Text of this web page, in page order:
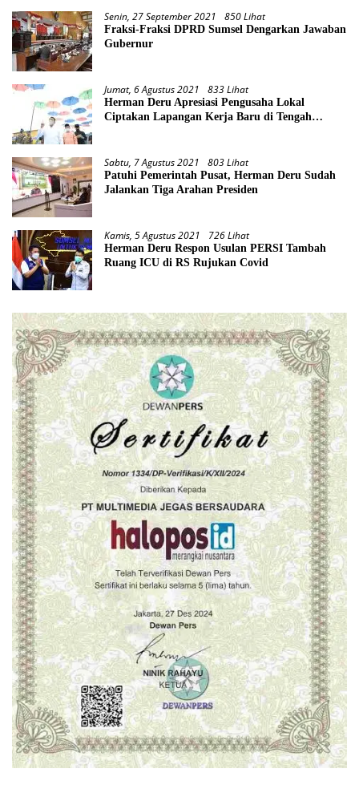
Senin, 27 September 2021 850 Lihat
Fraksi-Fraksi DPRD Sumsel Dengarkan Jawaban
Gubernur
Jumat, 6 Agustus 2021 833 Lihat
Herman Deru Apresiasi Pengusaha Lokal
Ciptakan Lapangan Kerja Baru di Tengah
Sabtu, 7 Agustus 2021 803 Lihat
Patuhi Pemerintah Pusat, Herman Deru Sudah
Jalankan Tiga Arahan Presiden
Kamis, 5 Agustus 2021 726 Lihat
Herman Deru Respon Usulan PERSI Tambah
Ruang ICU di RS Rujukan Covid